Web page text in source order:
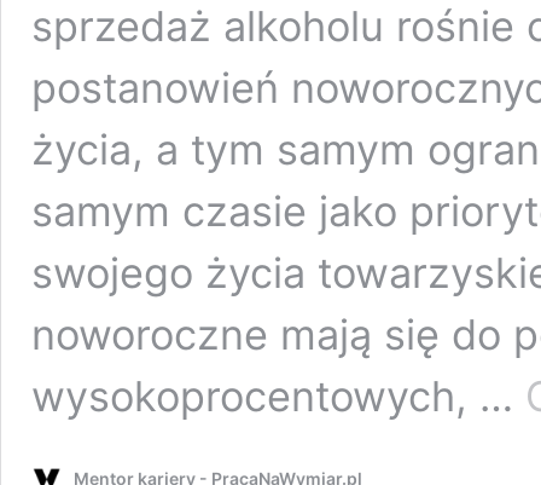
sprzedaż alkoholu rośnie
postanowień
życia, a tym samym
samym czasie jako
swojego życia
noworoczne mają się do
wysokoprocentowych, …
Mentor kariery - PracaNaWymiar.pl